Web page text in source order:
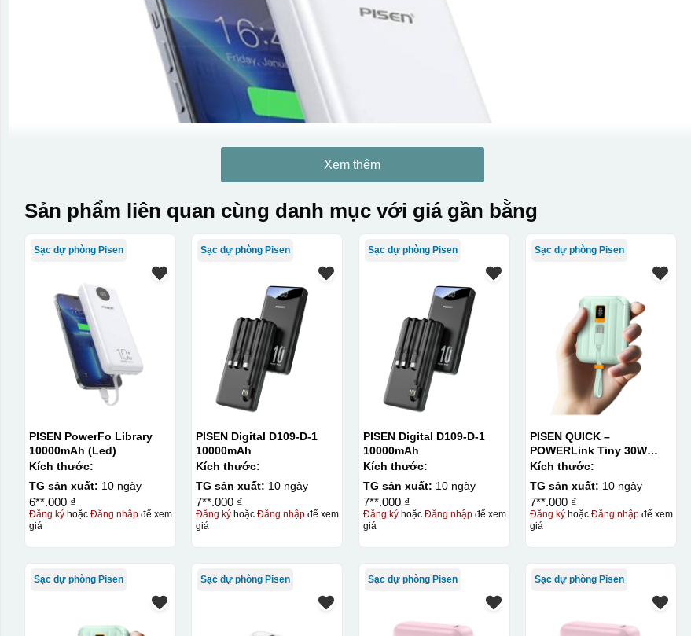
In UV trên quà tặng là kỹ thuật sử dụng mực đặc biệt được chiếu tia cực tím để đóng rắn ngay sau khi in, cho phép in
được trên nhiều chất liệu như nhựa, kim loại, thủy tinh với độ bền cao và màu sắc tươi sáng. Ưu điểm của phương pháp
này là khô nhanh, thân thiện môi trường, độ bám dính tốt và có thể tạo các hiệu ứng nổi 3D, phù hợp cho các sản phẩm
Xem thêm
Sản phẩm liên quan cùng danh mục với giá gần bằng
Sạc dự phòng Pisen
PISEN PowerFo Library
10000mAh (Led)
Kích thước:
TG sản xuất: 10 ngày
6**.000 ₫
Đăng kýhoặc Đăng nhậpđể xem
giá
Sạc dự phòng Pisen
PISEN Digital D109-D-1
10000mAh
Kích thước:
TG sản xuất: 10 ngày
7**.000 ₫
Đăng ký hoặcĐăng nhập để xem
giá
Sạc dự phòng Pisen
PISEN Digital D109-D-1
10000mAh
Kích thước:
TG sản xuất: 10 ngày
7**.000 ₫
Đăng kýhoặc Đăng nhậpđể xem
giá
Sạc dự phòng Pisen
PISEN QUICK –
POWERLink Tiny 30W
10000mAh
Kích thước:
TG sản xuất: 10 ngày
7**.000 ₫
Đăng ký hoặcĐăng nhập để xem
giá
Sạc dự phòng Pisen Sạc dự phòng Pisen Sạc dự phòng Pisen Sạc dự phòng Pisen